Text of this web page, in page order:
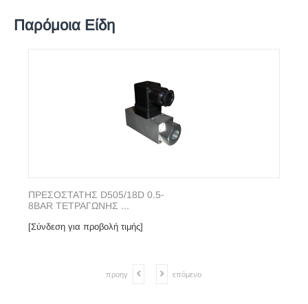
Παρόμοια Είδη
ΠΡΕΣΟΣΤΑΤΗΣ D505/18D 0.5-
8BAR ΤΕΤΡΑΓΩΝΗΣ ...
[Σύνδεση για προβολή τιμής]
προηγ επόμενο